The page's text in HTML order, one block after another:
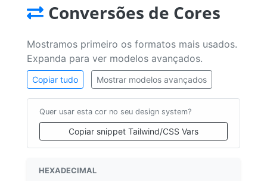
Conversões de Cores
Mostramos primeiro os formatos mais usados.
Expanda para ver modelos avançados.
Copiar tudo Mostrar modelos avançados
Quer usar esta cor no seu design system?
Copiar snippet Tailwind/CSS Vars
HEXADECIMAL